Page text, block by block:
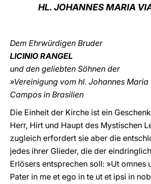
HL. JOHANNES MARIA
Dem Ehrwürdigen Bruder
LICINIO RANGEL
und den geliebten Söhnen der
»Vereinigung vom hl. Johannes
Campos in Brasilien
Die Einheit der Kirche ist ein
Herr, Hirt und Haupt des Mystischen
zugleich erfordert sie aber die
jedes ihrer Glieder, die der
Erlösers entsprechen soll: »Ut omnes
Pater in me et ego in te ut et ipsi in